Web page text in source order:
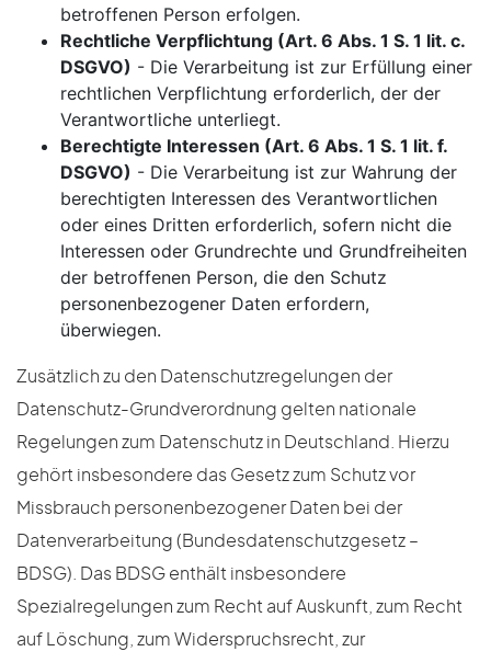
betroffenen Person erfolgen.
Rechtliche Verpflichtung (Art. 6 Abs. 1 S. 1 lit. c.
DSGVO) - Die Verarbeitung ist zur Erfüllung einer
rechtlichen Verpflichtung erforderlich, der der
Verantwortliche unterliegt.
Berechtigte Interessen (Art. 6 Abs. 1 S. 1 lit. f.
DSGVO) - Die Verarbeitung ist zur Wahrung der
berechtigten Interessen des Verantwortlichen
oder eines Dritten erforderlich, sofern nicht die
Interessen oder Grundrechte und Grundfreiheiten
der betroffenen Person, die den Schutz
personenbezogener Daten erfordern,
überwiegen.
Zusätzlich zu den Datenschutzregelungen der
Datenschutz-Grundverordnung gelten nationale
Regelungen zum Datenschutz in Deutschland. Hierzu
gehört insbesondere das Gesetz zum Schutz vor
Missbrauch personenbezogener Daten bei der
Datenverarbeitung (Bundesdatenschutzgesetz –
BDSG). Das BDSG enthält insbesondere
Spezialregelungen zum Recht auf Auskunft, zum Recht
auf Löschung, zum Widerspruchsrecht, zur